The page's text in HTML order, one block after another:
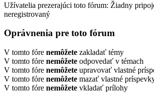
Užívatelia prezerajúci toto fórum: Žiadny
neregistrovaný
Oprávnenia pre toto fórum
V tomto fóre nemôžete zakladať témy
V tomto fóre nemôžete odpovedať v témach
V tomto fóre nemôžete upravovať vlastné
V tomto fóre nemôžete mazať vlastné
V tomto fóre nemôžete vkladať prílohy